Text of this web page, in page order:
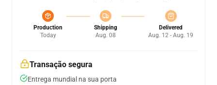
Production
Today
Shipping
Aug. 08
Delivered
Aug. 12 - Aug. 19
Transação segura
Entrega mundial na sua porta